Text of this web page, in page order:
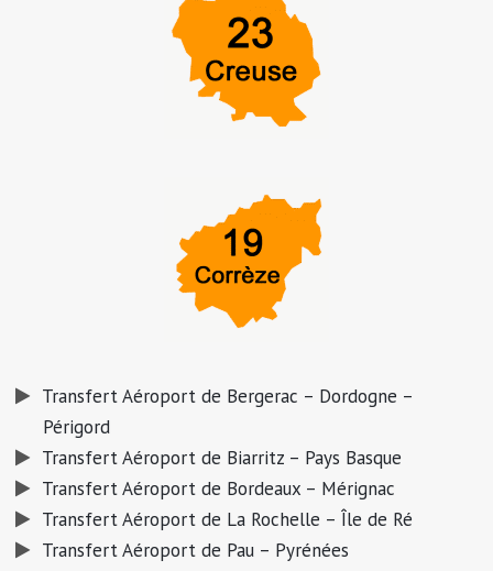
Transfert Aéroport de Bergerac – Dordogne –
Périgord
Transfert Aéroport de Biarritz – Pays Basque
Transfert Aéroport de Bordeaux – Mérignac
Transfert Aéroport de La Rochelle – Île de Ré
Transfert Aéroport de Pau – Pyrénées